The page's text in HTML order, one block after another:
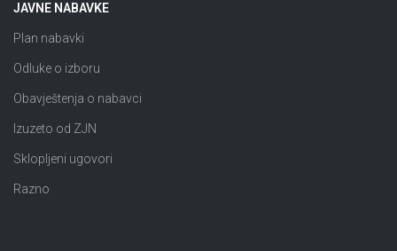
JAVNE NABAVKE
Plan nabavki
Odluke o izboru
Obavještenja o nabavci
Izuzeto od ZJN
Sklopljeni ugovori
Razno